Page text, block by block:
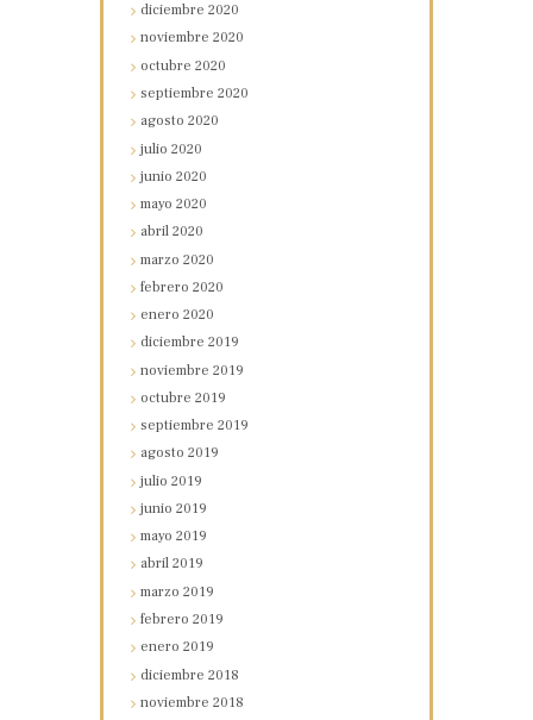
diciembre2020
noviembre2020
octubre2020
septiembre2020
agosto2020
julio2020
junio2020
mayo2020
abril2020
marzo2020
febrero2020
enero2020
diciembre2019
noviembre2019
octubre2019
septiembre2019
agosto2019
julio2019
junio2019
mayo2019
abril2019
marzo2019
febrero2019
enero2019
diciembre2018
noviembre2018